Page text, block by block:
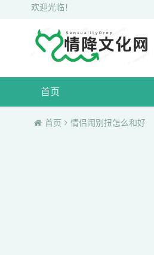
欢迎光临！
首页
首页 情侣闹别扭怎么和好